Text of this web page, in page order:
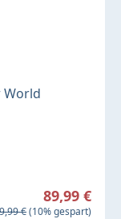
World
89,99 €
Preis:
€(10% gespart)